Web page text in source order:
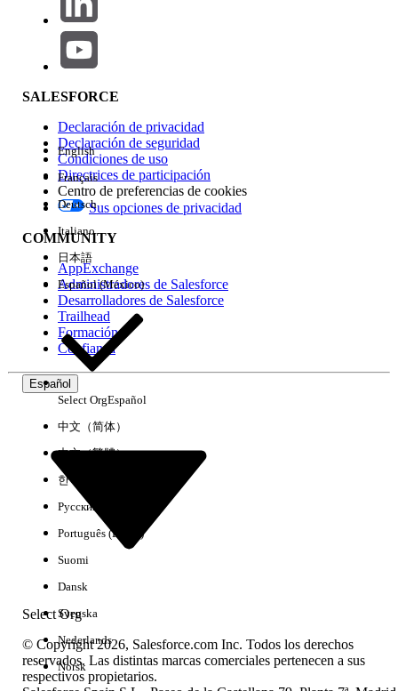
Repercusión de función
Edición
Experiencia
No hay resultados
SALESFORCE
Declaración de privacidad
Declaración de seguridad
Condiciones de uso
Directrices de participación
Centro de preferencias de cookies
Sus opciones de privacidad
COMMUNITY
AppExchange
Administradores de Salesforce
Desarrolladores de Salesforce
Trailhead
Formación
Confianza
Español
Select Org
English
Français
Deutsch
Italiano
日本語
Español (México)
Select OrgEspañol
中文（简体）
中文（繁體）
한국어
Русский
Português (Brasil)
Suomi
Dansk
Svenska
Nederlands
Norsk
© Copyright 2026, Salesforce.com Inc. Todos los derechos
reservados. Las distintas marcas comerciales pertenecen a sus
respectivos propietarios.